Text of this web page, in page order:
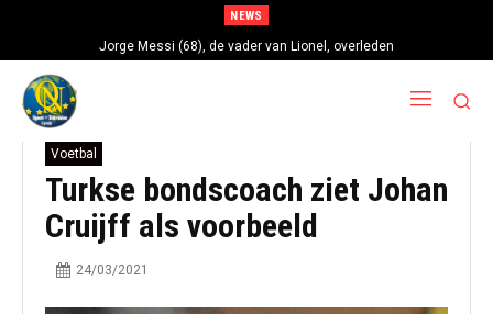
NEWS
Jorge Messi (68), de vader van Lionel, overleden
Voetbal
Turkse bondscoach ziet Johan
Cruijff als voorbeeld
24/03/2021